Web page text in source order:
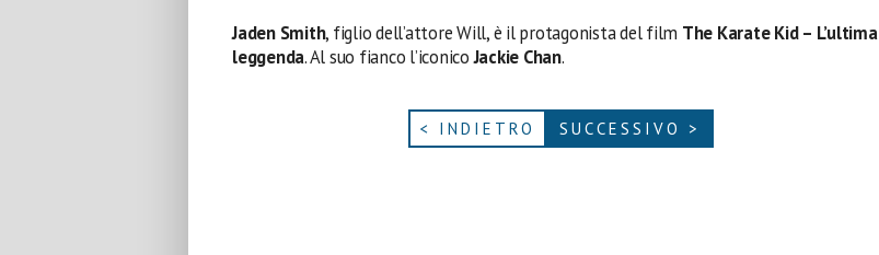
Jaden Smith, figlio dell’attore Will, è il protagonista del film The Karate Kid – L’ultima
leggenda. Al suo fianco l’iconicoJackie Chan.
< INDIETRO SUCCESSIVO >